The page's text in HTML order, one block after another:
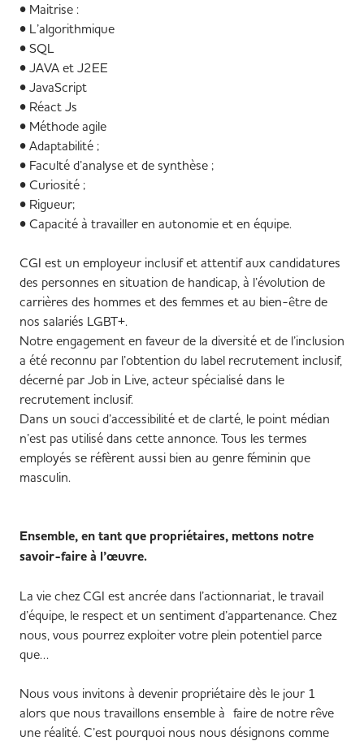
• Maitrise :
• L’algorithmique
• SQL
• JAVA et J2EE
• JavaScript
• Réact Js
• Méthode agile
• Adaptabilité ;
• Faculté d’analyse et de synthèse ;
• Curiosité ;
• Rigueur;
• Capacité à travailler en autonomie et en équipe.
CGI est un employeur inclusif et attentif aux candidatures
des personnes en situation de handicap, à l’évolution de
carrières des hommes et des femmes et au bien-être de
nos salariés LGBT+.
Notre engagement en faveur de la diversité et de l’inclusion
a été reconnu par l’obtention du label recrutement inclusif,
décerné par Job in Live, acteur spécialisé dans le
recrutement inclusif.
Dans un souci d’accessibilité et de clarté, le point médian
n’est pas utilisé dans cette annonce. Tous les termes
employés se réfèrent aussi bien au genre féminin que
masculin.
Ensemble, en tant que propriétaires, mettons notre
savoir-faire à l’œuvre.
La vie chez CGI est ancrée dans l’actionnariat, le travail
d’équipe, le respect et un sentiment d’appartenance. Chez
nous, vous pourrez exploiter votre plein potentiel parce
que…
Nous vous invitons à devenir propriétaire dès le jour 1
alors que nous travaillons ensemble à faire de notre rêve
une réalité. C’est pourquoi nous nous désignons comme